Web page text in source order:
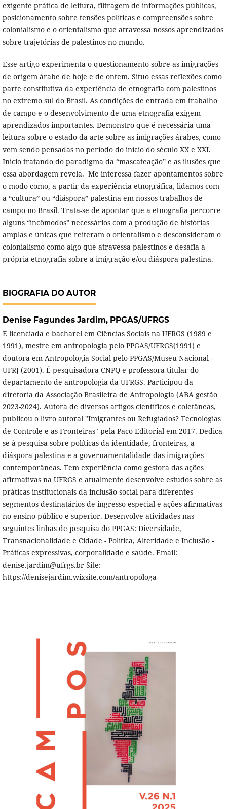
exigente prática de leitura, filtragem de informações públicas,
posicionamento sobre tensões políticas e compreensões sobre
colonialismo e o orientalismo que atravessa nossos aprendizados
sobre trajetórias de palestinos no mundo.
Esse artigo experimenta o questionamento sobre as imigrações
de origem árabe de hoje e de ontem. Situo essas reflexões como
parte constitutiva da experiência de etnografia com palestinos
no extremo sul do Brasil. As condições de entrada em trabalho
de campo e o desenvolvimento de uma etnografia exigem
aprendizados importantes. Demonstro que é necessária uma
leitura sobre o estado da arte sobre as imigrações árabes, como
vem sendo pensadas no período do início do século XX e XXI.
Inicio tratando do paradigma da “mascateação” e as ilusões que
essa abordagem revela. Me interessa fazer apontamentos sobre
o modo como, a partir da experiência etnográfica, lidamos com
a “cultura” ou “diáspora” palestina em nossos trabalhos de
campo no Brasil. Trata-se de apontar que a etnografia percorre
alguns “incômodos” necessários com a produção de histórias
amplas e únicas que reiteram o orientalismo e desconsideram o
colonialismo como algo que atravessa palestinos e desafia a
própria etnografia sobre a imigração e/ou diáspora palestina.
BIOGRAFIA DO AUTOR
Denise Fagundes Jardim, PPGAS/UFRGS
É licenciada e bacharel em Ciências Sociais na UFRGS (1989 e
1991), mestre em antropologia pelo PPGAS/UFRGS(1991) e
doutora em Antropologia Social pelo PPGAS/Museu Nacional -
UFRJ (2001). É pesquisadora CNPQ e professora titular do
departamento de antropologia da UFRGS. Participou da
diretoria da Associação Brasileira de Antropologia (ABA gestão
2023-2024). Autora de diversos artigos científicos e coletâneas,
publicou o livro autoral "Imigrantes ou Refugiados? Tecnologias
de Controle e as Fronteiras" pela Paco Editorial em 2017. Dedica-
se à pesquisa sobre políticas da identidade, fronteiras, a
diáspora palestina e a governamentalidade das imigrações
contemporâneas. Tem experiência como gestora das ações
afirmativas na UFRGS e atualmente desenvolve estudos sobre as
práticas institucionais da inclusão social para diferentes
segmentos destinatários de ingresso especial e ações afirmativas
no ensino público e superior. Desenvolve atividades nas
seguintes linhas de pesquisa do PPGAS: Diversidade,
Transnacionalidade e Cidade - Política, Alteridade e Inclusão -
Práticas expressivas, corporalidade e saúde. Email:
denise.jardim@ufrgs.br Site:
https://denisejardim.wixsite.com/antropologa